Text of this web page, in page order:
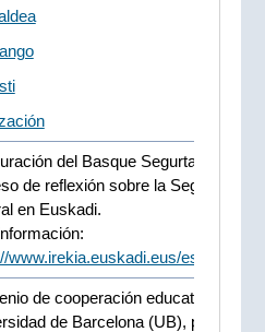
del Basque Segurtasun
de reflexión sobre la Seguridad
en Euskadi.
www.irekia.euskadi.eus/es/news/
de cooperación educativa con la
de Barcelona (UB), para la